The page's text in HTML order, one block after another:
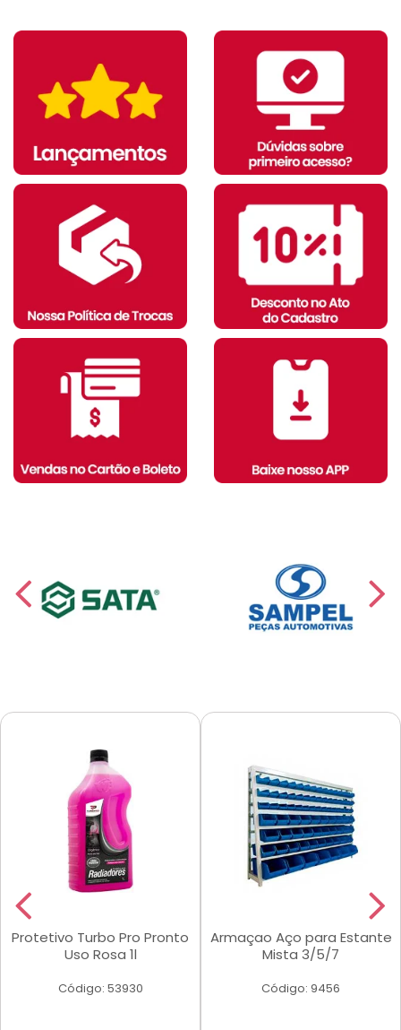
Protetivo Turbo Pro Pronto
Uso Rosa 1l
Código: 53930
Armaçao Aço para Estante
Mista 3/5/7
Código: 9456